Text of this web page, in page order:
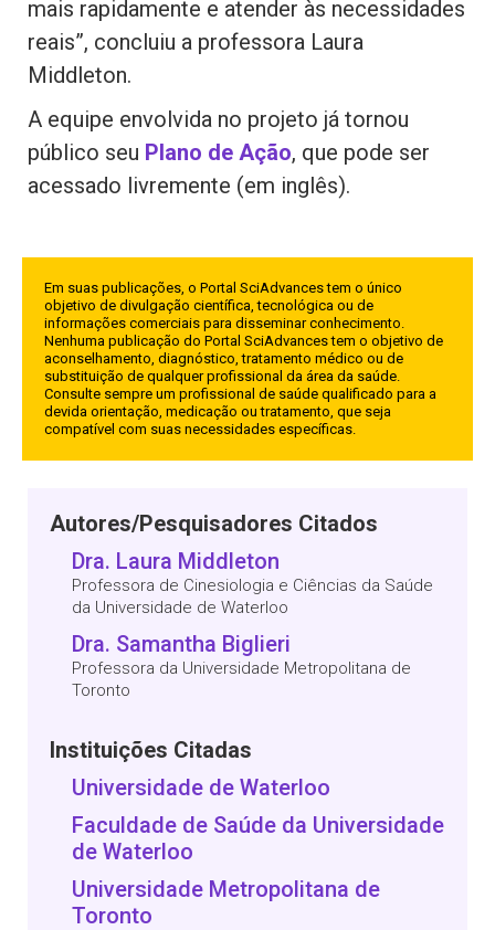
mais rapidamente e atender às necessidades
reais”, concluiu a professora Laura
Middleton.
A equipe envolvida no projeto já tornou
público seu Plano de Ação, que pode ser
acessado livremente (em inglês).
Em suas publicações, o Portal SciAdvances tem o único
objetivo de divulgação científica, tecnológica ou de
informações comerciais para disseminar conhecimento.
Nenhuma publicação do Portal SciAdvances tem o objetivo de
aconselhamento, diagnóstico, tratamento médico ou de
substituição de qualquer profissional da área da saúde.
Consulte sempre um profissional de saúde qualificado para a
devida orientação, medicação ou tratamento, que seja
compatível com suas necessidades específicas.
Autores/Pesquisadores Citados
Dra. Laura Middleton
Professora de Cinesiologia e Ciências da Saúde
da Universidade de Waterloo
Dra. Samantha Biglieri
Professora da Universidade Metropolitana de
Toronto
Instituições Citadas
Universidade de Waterloo
Faculdade de Saúde da Universidade
de Waterloo
Universidade Metropolitana de
Toronto